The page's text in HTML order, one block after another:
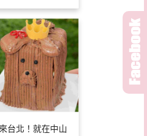
台北！就在中山